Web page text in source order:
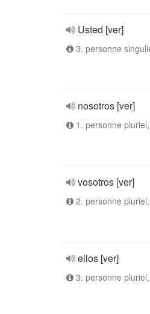
Usted [ver]
3. personne
nosotros [ver]
1. personne
vosotros [ver]
2. personne
ellos [ver]
3. personne